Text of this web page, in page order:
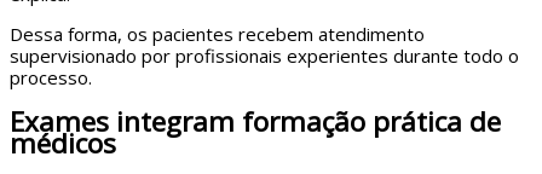
Dessa forma, os pacientes recebem atendimento
supervisionado por profissionais experientes durante todo o
processo.
Exames integram formação prática de
médicos